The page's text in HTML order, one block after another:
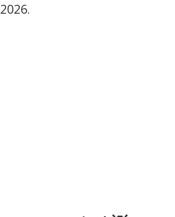
2026.